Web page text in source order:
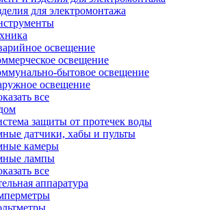
для электромонтажа
освещение
освещение
бытовое освещение
освещение
все
защиты от протечек воды
датчики, хабы и пульты
камеры
лампы
все
аппаратура